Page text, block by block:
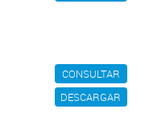
CONSULTAR
DESCARGAR